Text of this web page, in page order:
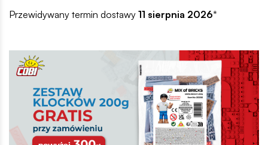
Przewidywany termin dostawy 11 sierpnia 2026*